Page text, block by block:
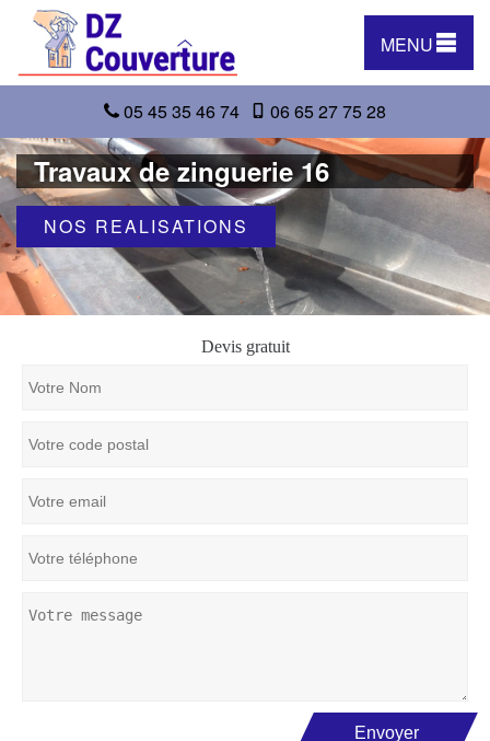
MENU
05 45 35 46 74 06 65 27 75 28
Travaux de zinguerie 16
NOS REALISATIONS
Devis gratuit